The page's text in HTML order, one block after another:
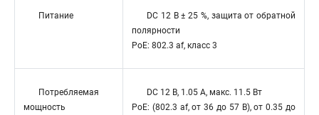
Питание
DC 12 В ± 25 %, защита от обратной
полярности
PoE: 802.3 af, класс 3
Потребляемая
мощность
DC 12 В, 1.05 A, макс. 11.5 Вт
PoE: (802.3 af, от 36 до 57 В), от 0.35 до